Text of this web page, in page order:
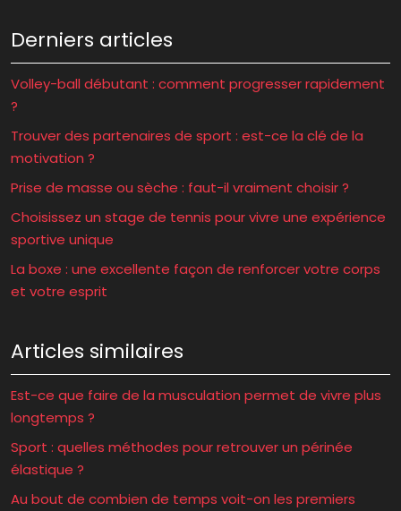
Derniers articles
Volley-ball débutant : comment progresser rapidement
?
Trouver des partenaires de sport : est-ce la clé de la
motivation ?
Prise de masse ou sèche : faut-il vraiment choisir ?
Choisissez un stage de tennis pour vivre une expérience
sportive unique
La boxe : une excellente façon de renforcer votre corps
et votre esprit
Articles similaires
Est-ce que faire de la musculation permet de vivre plus
longtemps ?
Sport : quelles méthodes pour retrouver un périnée
élastique ?
Au bout de combien de temps voit-on les premiers